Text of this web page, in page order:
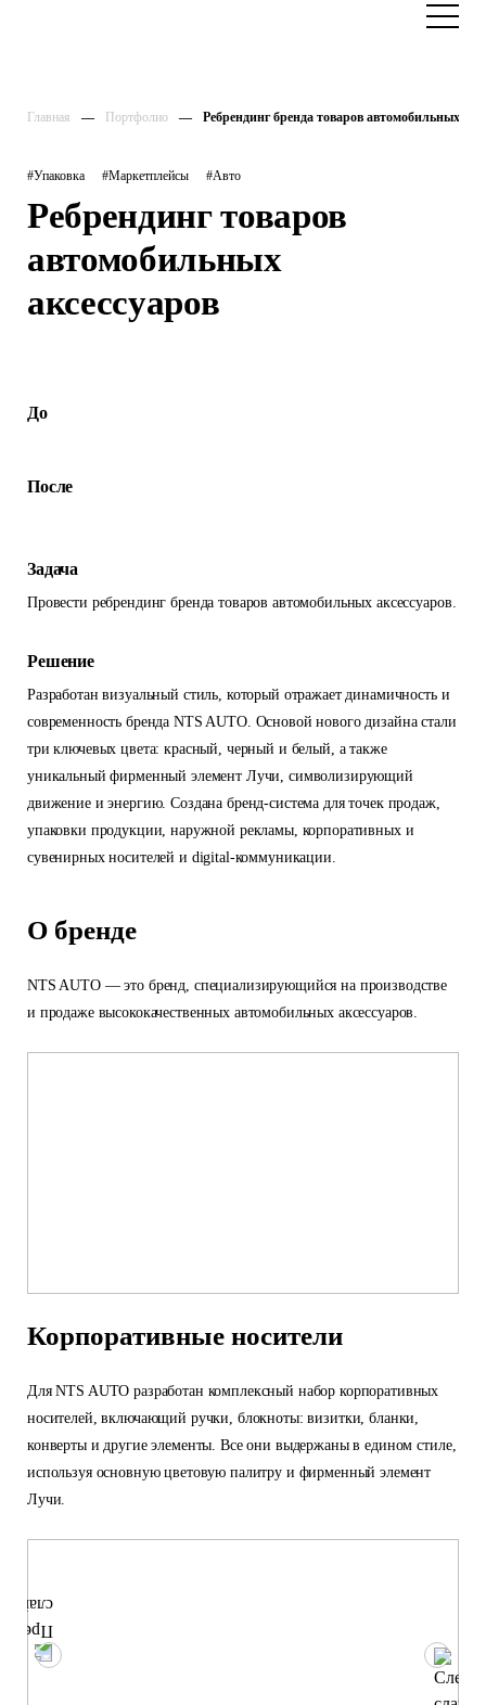
Главная Портфолио Ребрендинг бренда товаров автомобильных
#Упаковка #Маркетплейсы #Авто
Ребрендинг товаров
автомобильных
аксессуаров
До
После
Задача
Провести ребрендинг бренда товаров автомобильных аксессуаров.
Решение
Разработан визуальный стиль, который отражает динамичность и
современность бренда NTS AUTO. Основой нового дизайна стали
три ключевых цвета: красный, черный и белый, а также
уникальный фирменный элемент Лучи, символизирующий
движение и энергию. Создана бренд-система для точек продаж,
упаковки продукции, наружной рекламы, корпоративных и
сувенирных носителей и digital-коммуникации.
О бренде
NTS AUTO — это бренд, специализирующийся на производстве
и продаже высококачественных автомобильных аксессуаров.
Корпоративные носители
Для NTS AUTO разработан комплексный набор корпоративных
носителей, включающий ручки, блокноты: визитки, бланки,
конверты и другие элементы. Все они выдержаны в едином стиле,
используя основную цветовую палитру и фирменный элемент
Лучи.